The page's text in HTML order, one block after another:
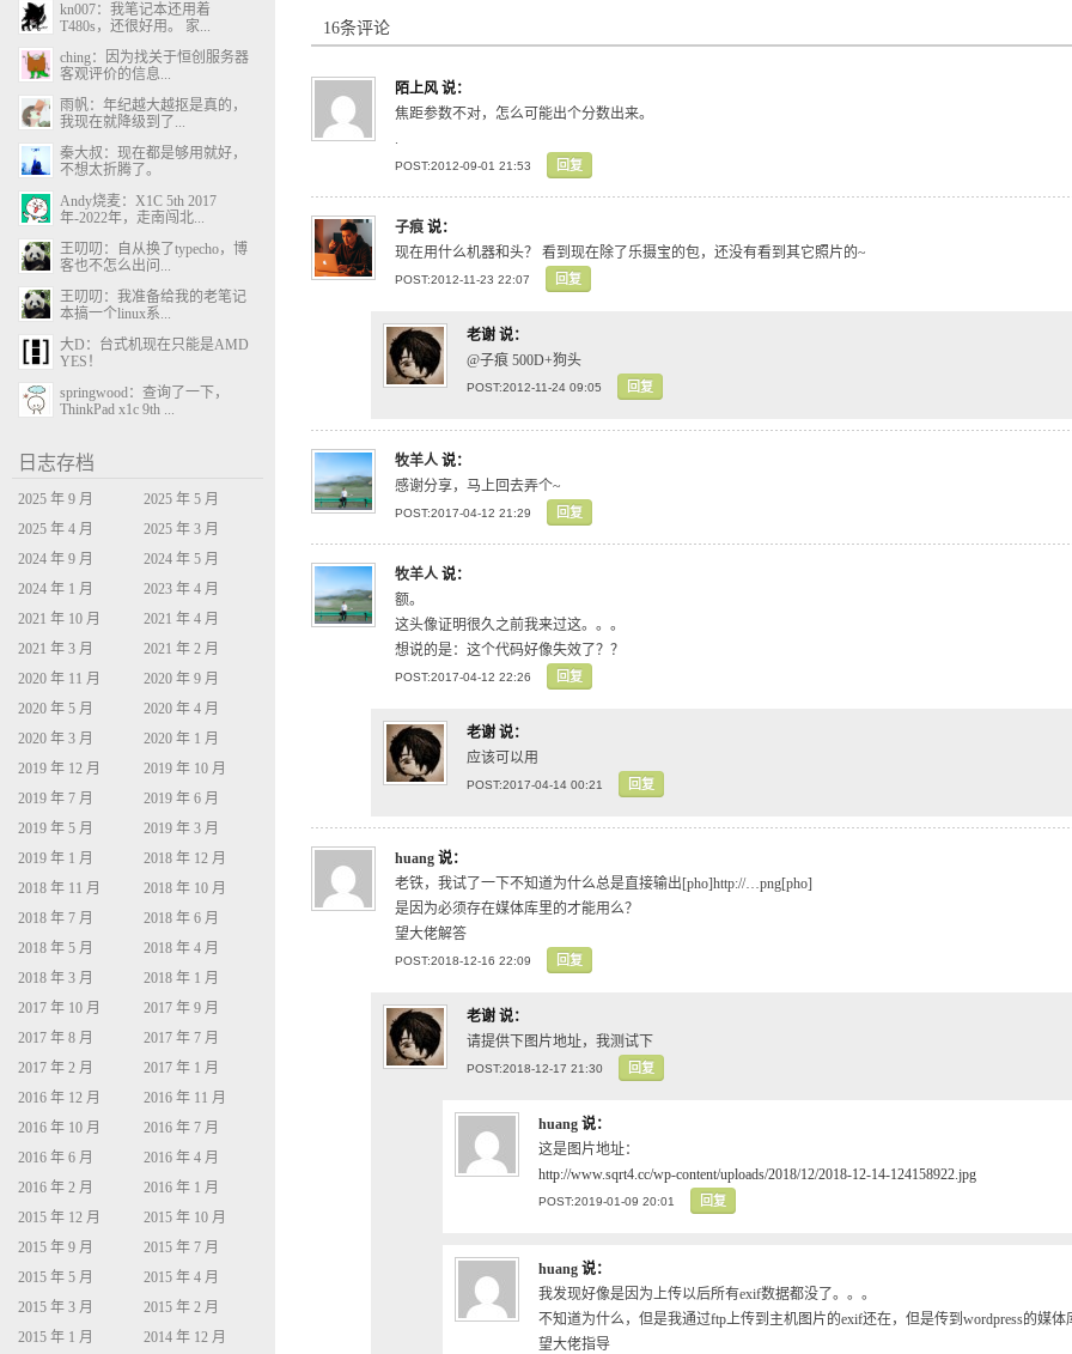
16条评论
陌上风 说：
焦距参数不对，怎么可能出个分数出来。
.
POST:2012-09-01 21:53 回复
子痕 说：
现在用什么机器和头？ 看到现在除了乐摄宝的包，还没有看到其它照片的~
POST:2012-11-23 22:07 回复
老谢 说：
@子痕 500D+狗头
POST:2012-11-24 09:05 回复
牧羊人 说：
感谢分享，马上回去弄个~
POST:2017-04-12 21:29 回复
牧羊人 说：
额。
这头像证明很久之前我来过这。。。
想说的是：这个代码好像失效了？？
POST:2017-04-12 22:26 回复
老谢 说：
应该可以用
POST:2017-04-14 00:21 回复
huang 说：
老铁，我试了一下不知道为什么总是直接输出[pho]http://…png[pho]
是因为必须存在媒体库里的才能用么？
望大佬解答
POST:2018-12-16 22:09 回复
老谢 说：
请提供下图片地址，我测试下
POST:2018-12-17 21:30 回复
huang 说：
这是图片地址：
http://www.sqrt4.cc/wp-content/uploads/2018/12/2018-12-14-124158922.jpg
POST:2019-01-09 20:01 回复
huang 说：
我发现好像是因为上传以后所有exif数据都没了。。。
不知道为什么，但是我通过ftp上传到主机图片的exif还在，但是传到wordpress的媒体
望大佬指导
kn007：我笔记本还用着
T480s，还很好用。 家...
ching：因为找关于恒创服务器
客观评价的信息...
雨帆：年纪越大越抠是真的，
我现在就降级到了...
秦大叔：现在都是够用就好，
不想太折腾了。
Andy烧麦：X1C 5th 2017
年-2022年，走南闯北...
王叨叨：自从换了typecho，博
客也不怎么出问...
王叨叨：我准备给我的老笔记
本搞一个linux系...
大D：台式机现在只能是AMD
YES！
springwood：查询了一下，
ThinkPad x1c 9th ...
日志存档
2025 年 9 月
2025 年 5 月
2025 年 4 月
2025 年 3 月
2024 年 9 月
2024 年 5 月
2024 年 1 月
2023 年 4 月
2021 年 10 月
2021 年 4 月
2021 年 3 月
2021 年 2 月
2020 年 11 月
2020 年 9 月
2020 年 5 月
2020 年 4 月
2020 年 3 月
2020 年 1 月
2019 年 12 月
2019 年 10 月
2019 年 7 月
2019 年 6 月
2019 年 5 月
2019 年 3 月
2019 年 1 月
2018 年 12 月
2018 年 11 月
2018 年 10 月
2018 年 7 月
2018 年 6 月
2018 年 5 月
2018 年 4 月
2018 年 3 月
2018 年 1 月
2017 年 10 月
2017 年 9 月
2017 年 8 月
2017 年 7 月
2017 年 2 月
2017 年 1 月
2016 年 12 月
2016 年 11 月
2016 年 10 月
2016 年 7 月
2016 年 6 月
2016 年 4 月
2016 年 2 月
2016 年 1 月
2015 年 12 月
2015 年 10 月
2015 年 9 月
2015 年 7 月
2015 年 5 月
2015 年 4 月
2015 年 3 月
2015 年 2 月
2015 年 1 月
2014 年 12 月